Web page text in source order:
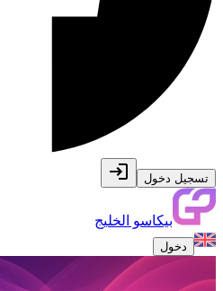
تسجيل دخول
بيكاسو الخليج
دخول